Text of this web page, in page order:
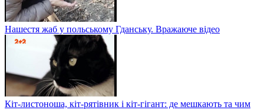
Нашестя жаб у польському Гданську. Вражаюче відео
Кіт-листоноша, кіт-рятівник і кіт-гігант: де мешкають та чим